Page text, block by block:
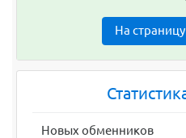
На
Новых обменников